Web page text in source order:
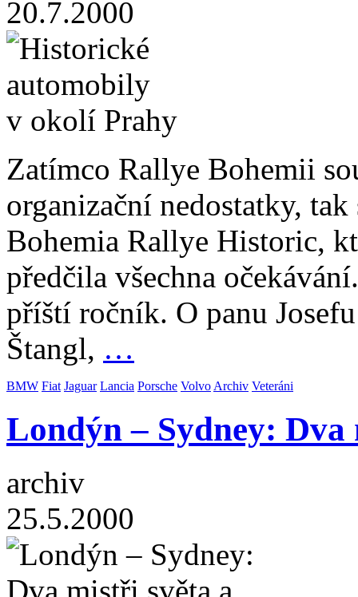
20.7.2000
Zatímco Rallye Bohemii
organizační nedostatky,
Bohemia Rallye Historic,
předčila všechna
příští ročník. O panu
Štangl, …
BMW Fiat Jaguar Lancia Porsche Volvo Archiv Veteráni
Londýn – Sydney:
archiv
25.5.2000